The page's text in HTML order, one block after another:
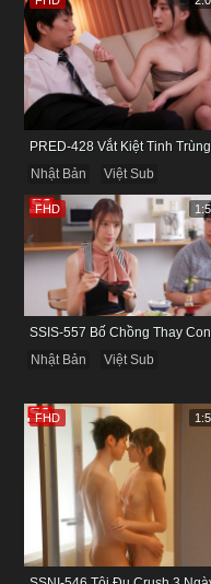
Nhật Bản
Việt Sub
Nhật Bản
Việt Sub
FHD
FHD